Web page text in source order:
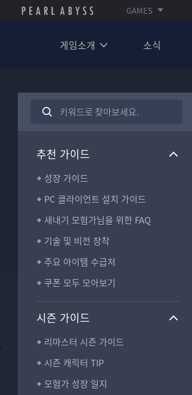
GAMES
게임소개 소식
A
H
V
_
S
E
A
R
C
_
N
추천 가이드
성장 가이드
PC 클라이언트 설치 가이드
새내기 모험가님을 위한 FAQ
기술 및 비전 장착
주요 아이템 수급처
쿠폰 모두 모아보기
시즌 가이드
리마스터 시즌 가이드
시즌 캐릭터 TIP
모험가 성장 일지